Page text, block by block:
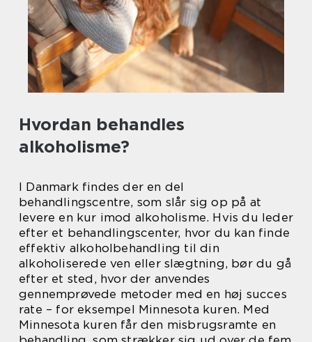
Hvordan behandles
alkoholisme?
I Danmark findes der en del
behandlingscentre, som slår sig op på at
levere en kur imod alkoholisme. Hvis du leder
efter et behandlingscenter, hvor du kan finde
effektiv alkoholbehandling til din
alkoholiserede ven eller slægtning, bør du gå
efter et sted, hvor der anvendes
gennemprøvede metoder med en høj succes
rate – for eksempel Minnesota kuren. Med
Minnesota kuren får den misbrugsramte en